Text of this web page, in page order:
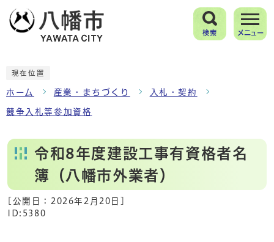
検索 メニュー
現在位置
ホーム 産業・まちづくり 入札・契約
競争入札等参加資格
令和8年度建設工事有資格者名
簿（八幡市外業者）
[公開日： 2026年2月20日
ID:5380